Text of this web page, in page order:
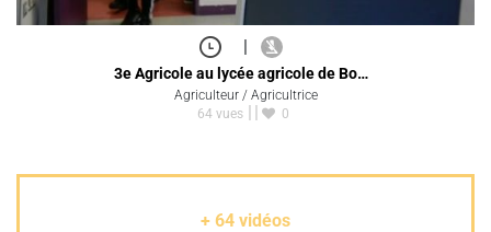
|
3e Agricole au lycée agricole de Bo…
Agriculteur / Agricultrice
64 vues
0
+ 64 vidéos